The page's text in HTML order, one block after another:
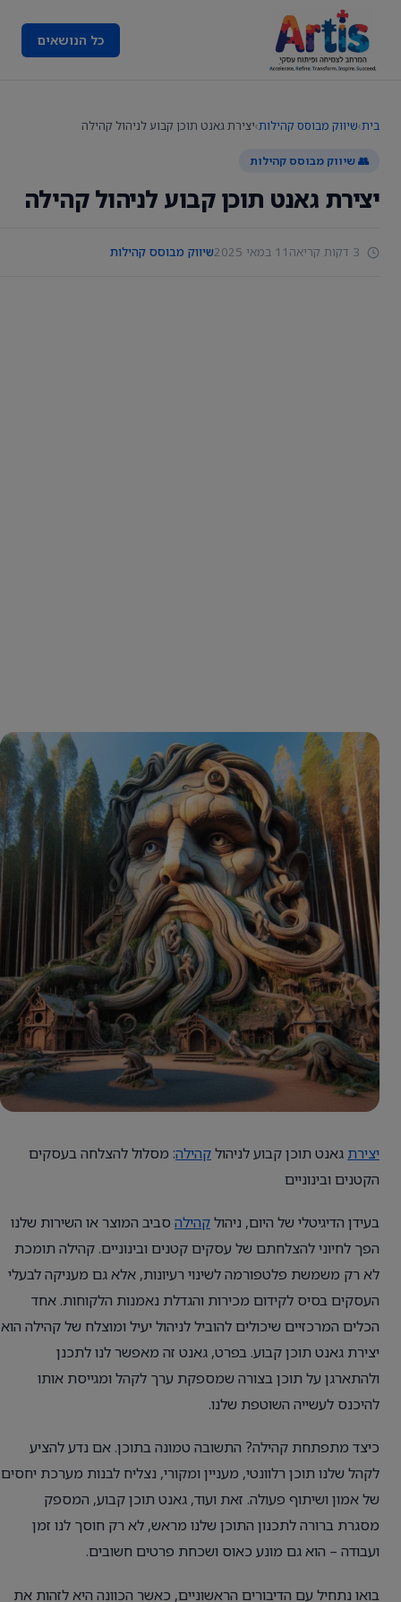
כל הנושאים
בית›שיווק מבוסס קהילות›יצירת גאנט תוכן קבוע לניהול קהילה
👥 שיווק מבוסס קהילות
יצירת גאנט תוכן קבוע לניהול קהילה
11 במאי 2025 שיווק מבוסס קהילות
יצירת גאנט תוכן קבוע לניהולקהילה: מסלול להצלחה בעסקים
הקטנים ובינוניים
בעידן הדיגיטלי של היום, ניהולקהילה סביב המוצר או השירות שלנו
הפך לחיוני להצלחתם של עסקים קטנים ובינוניים. קהילה תומכת
לא רק משמשת פלטפורמה לשינוי רעיונות, אלא גם מעניקה לבעלי
העסקים בסיס לקידום מכירות והגדלת נאמנות הלקוחות. אחד
הכלים המרכזיים שיכולים להוביל לניהול יעיל ומוצלח של קהילה הוא
יצירת גאנט תוכן קבוע. בפרט, גאנט זה מאפשר לנו לתכנן
ולהתארגן על תוכן בצורה שמספקת ערך לקהל ומגייסת אותו
להיכנס לעשייה השוטפת שלנו.
כיצד מתפתחת קהילה? התשובה טמונה בתוכן. אם נדע להציע
לקהל שלנו תוכן רלוונטי, מעניין ומקורי, נצליח לבנות מערכת יחסים
של אמון ושיתוף פעולה. זאת ועוד, גאנט תוכן קבוע, המספק
מסגרת ברורה לתכנון התוכן שלנו מראש, לא רק חוסך לנו זמן
ועבודה – הוא גם מונע כאוס ושכחת פרטים חשובים.
בואו נתחיל עם הדיבורים הראשוניים, כאשר הכוונה היא לזהות את